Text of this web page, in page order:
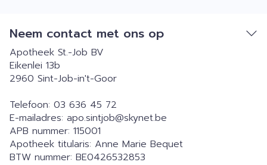
Neem contact met ons op
Apotheek St.-Job BV
Eikenlei 13b
2960 Sint-Job-in't-Goor
Telefoon: 03 636 45 72
E-mailadres: apo.sintjob@skynet.be
APB nummer: 115001
Apotheek titularis: Anne Marie Bequet
BTW nummer: BE0426532853